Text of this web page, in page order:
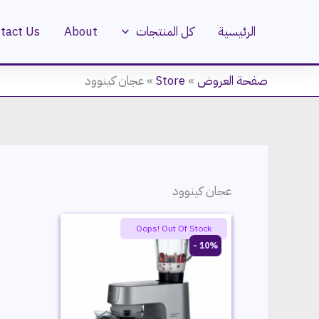
الرئيسية كل المنتجات About
Us
صفحة العروض »
Store
» عجان كينوود
عجان كينوود
10% -
Oops! Out Of Stock